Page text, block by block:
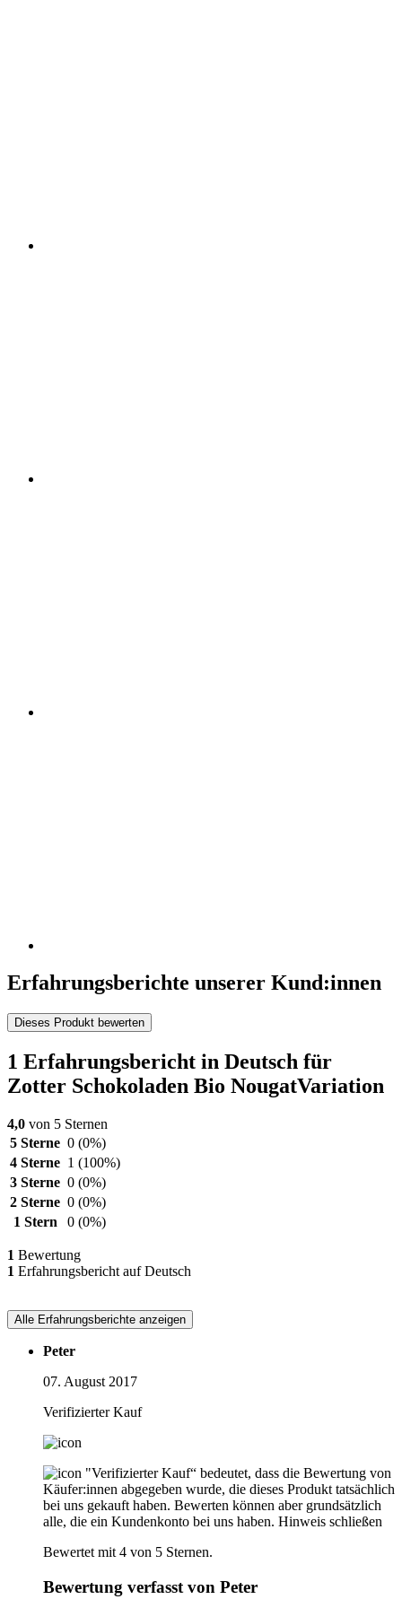
Erfahrungsberichte unserer Kund:innen
Dieses Produkt bewerten
1 Erfahrungsbericht in Deutsch für
Zotter Schokoladen Bio NougatVariation
4,0 von 5 Sternen
5 Sterne 0 (0%)
4 Sterne 1 (100%)
3 Sterne 0 (0%)
2 Sterne 0 (0%)
1 Stern
0 (0%)
1 Bewertung
1 Erfahrungsbericht auf Deutsch
Alle Erfahrungsberichte anzeigen
Peter
07. August 2017
Verifizierter Kauf
"Verifizierter Kauf“ bedeutet, dass die Bewertung von
Käufer:innen abgegeben wurde, die dieses Produkt tatsächlich
bei uns gekauft haben. Bewerten können aber grundsätzlich
alle, die ein Kundenkonto bei uns haben. Hinweis schließen
Bewertet mit 4 von 5 Sternen.
Bewertung verfasst von Peter